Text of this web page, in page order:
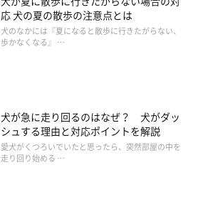
応 犬の夏の散歩の注意点とは
犬のなかには『夏になると散歩に行きたがらない、
歩かなくなる』 …
犬が急に走り回るのはなぜ？ 犬がダッ
シュする理由と対応ポイントを解説
愛犬がくつろいでいたと思ったら、突然部屋の中を
走り回り始める …